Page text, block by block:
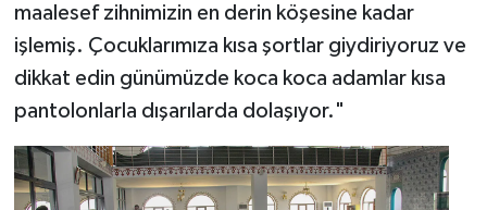
maalesef zihnimizin en derin köşesine kadar
işlemiş. Çocuklarımıza kısa şortlar giydiriyoruz ve
dikkat edin günümüzde koca koca adamlar kısa
pantolonlarla dışarılarda dolaşıyor."